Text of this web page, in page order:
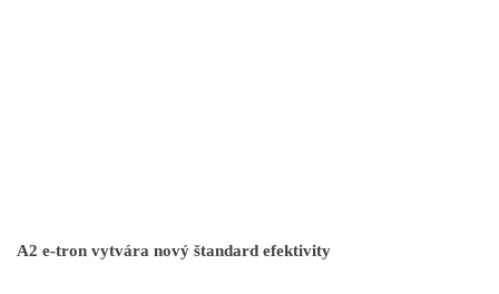
A2 e-tron vytvára nový štandard efektivity